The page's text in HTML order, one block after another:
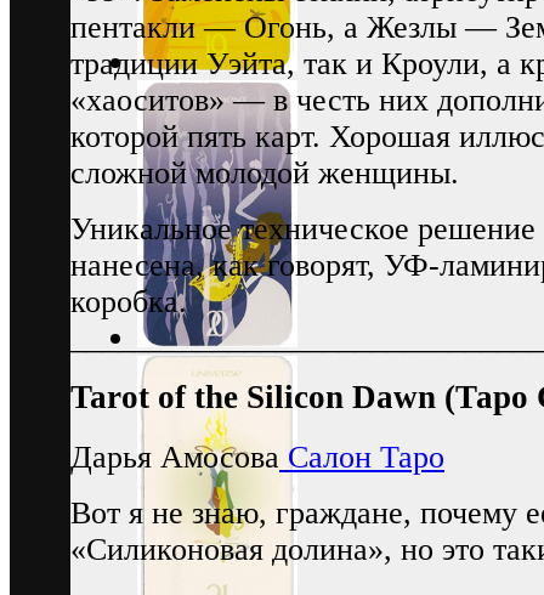
пентакли — Огонь, а Жезлы —
традиции Уэйта, так и Кроули, а
«хаоситов» — в честь них
которой пять карт. Хорошая
сложной молодой женщины.
Уникальное техническое
нанесена, как говорят, УФ-
коробка.
Tarot of the Silicon Dawn (Таро
Дарья Амосова Салон Таро
Вот я не знаю, граждане, почему
«Силиконовая долина», но это